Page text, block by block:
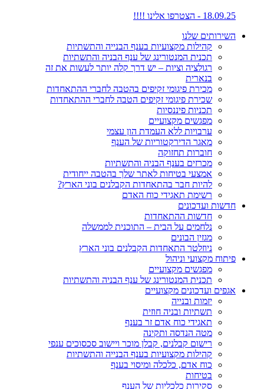
18.09.25 - הצטרפו אלינו !!!!
השירותים שלנו
קהילות מקצועיות בענף הבנייה והתשתיות
תכנית המנטורינג של ענף הבניה והתשתיות
רגולציה וציות – יש דרך קלה יותר לעשות את זה
בנארית
מכירת פיגומי זקיפים בהטבה לחברי ההתאחדות
שכירת פיגומי זקיפים הטבה לחברי ההתאחדות
תכניות פיננסיות
מפגשים מקצועיים
ערבויות ללא העמדת הון עצמי
מאגר הדירקטוריות של הענף
חוברות תחזוקה
מכרזים בענף הבניה והתשתיות
אמצעי בטיחות לאתר שלך בהטבה ייחודית
להיות חבר בהתאחדות הקבלנים בוני הארץ?
רשימת תאגידי כוח האדם
חדשות ועדכונים
חדשות ההתאחדות
נלחמים על הבית – התוכנית לממשלה
מגזין הבונים
ניוזלטר התאחדות הקבלנים בוני הארץ
פיתוח מקצועי וניהול
מפגשים מקצועיים
תכנית המנטורינג של ענף הבניה והתשתיות
אגפים ועדכונים מקצועיים
יזמות ובנייה
תשתיות ובניה חוזית
תאגידי כוח אדם זר בענף
מטה הנדסה ותקינה
רישום קבלנים, קבלן מוכר ויישוב סכסוכים ענפי
קהילות מקצועיות בענף הבנייה והתשתיות
כוח אדם, כלכלה ומיסוי בענף
בטיחות
סקירות כלכליות של הענף